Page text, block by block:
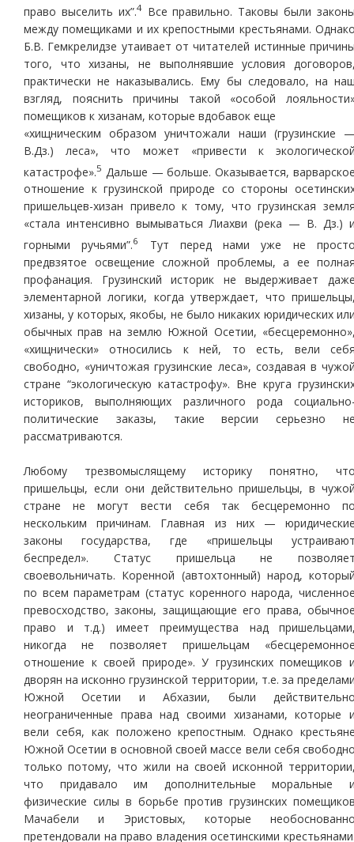
право выселить их”.4Все правильно. Таковы были
между помещиками и их крепостными крестьянами.
Б.В. Гемкрелидзе утаивает от читателей истинные
того, что хизаны, не выполнявшие условия
практически не наказывались. Ему бы следовало, на
взгляд, пояснить причины такой «особой
помещиков к хизанам, которые вдобавок еще
«хищническим образом уничтожали наши (грузинские
В.Дз.) леса», что может «привести к
катастрофе».5 Дальше — больше. Оказывается,
отношение к грузинской природе со стороны
пришельцев-хизан привело к тому, что грузинская
«стала интенсивно вымываться Лиахви (река — В. Дз.)
горными ручьями”.6
Тут перед нами уже не
предвзятое освещение сложной проблемы, а ее
профанация. Грузинский историк не выдерживает
элементарной логики, когда утверждает, что
хизаны, у которых, якобы, не было никаких юридических
обычных прав на землю Южной Осетии,
«хищнически» относились к ней, то есть, вели
свободно, «уничтожая грузинские леса», создавая в
стране “экологическую катастрофу». Вне круга
историков, выполняющих различного рода
политические заказы, такие версии серьезно
рассматриваются.
Любому трезвомыслящему историку понятно,
пришельцы, если они действительно пришельцы, в
стране не могут вести себя так бесцеремонно
нескольким причинам. Главная из них —
законы государства, где «пришельцы
беспредел». Статус пришельца не
своевольничать. Коренной (автохтонный) народ,
по всем параметрам (статус коренного народа,
превосходство, законы, защищающие его права,
право и т.д.) имеет преимущества над
никогда не позволяет пришельцам
отношение к своей природе». У грузинских помещиков
дворян на исконно грузинской территории, т.е. за
Южной Осетии и Абхазии, были
неограниченные права над своими хизанами, которые
вели себя, как положено крепостным. Однако
Южной Осетии в основной своей массе вели себя
только потому, что жили на своей исконной
что придавало им дополнительные моральные
физические силы в борьбе против грузинских
Мачабели и Эристовых, которые
претендовали на право владения осетинскими